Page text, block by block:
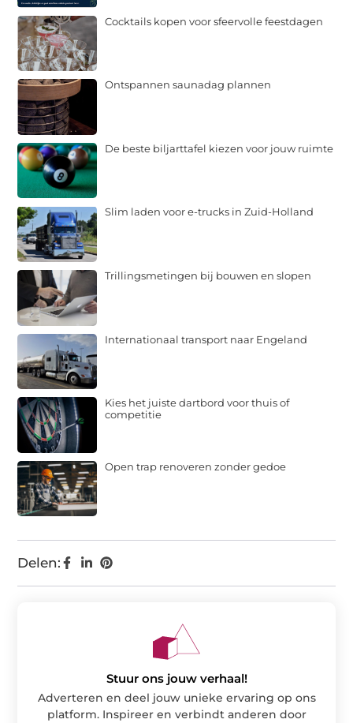
Delen:
Cocktails kopen voor sfeervolle feestdagen
Ontspannen saunadag plannen
De beste biljarttafel kiezen voor jouw ruimte
Slim laden voor e-trucks in Zuid-Holland
Trillingsmetingen bij bouwen en slopen
Internationaal transport naar Engeland
Kies het juiste dartbord voor thuis of
competitie
Open trap renoveren zonder gedoe
Stuur ons jouw verhaal!
Adverteren en deel jouw unieke ervaring op ons
platform. Inspireer en verbindt anderen door